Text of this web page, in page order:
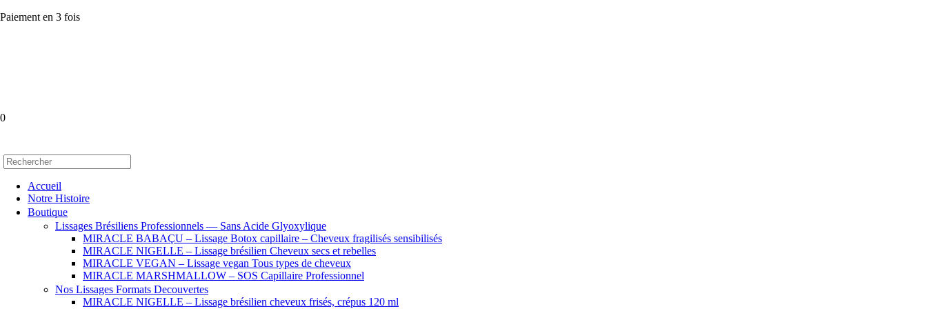
Paiement en 3 fois
0
Accueil
Notre Histoire
Boutique
Lissages Brésiliens Professionnels — Sans Acide Glyoxylique
MIRACLE BABAÇU – Lissage Botox capillaire – Cheveux fragilisés sensibilisés
MIRACLE NIGELLE – Lissage brésilien Cheveux secs et rebelles
MIRACLE VEGAN – Lissage vegan Tous types de cheveux
MIRACLE MARSHMALLOW – SOS Capillaire Professionnel
Nos Lissages Formats Decouvertes
MIRACLE NIGELLE – Lissage brésilien cheveux frisés, crépus 120 ml